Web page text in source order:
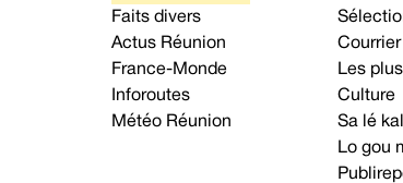
Faits divers
Actus Réunion
France-Monde
Inforoutes
Météo Réunion
Les
Culture
Sa lé
Lo gou